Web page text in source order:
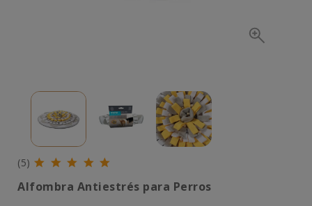
(5)
Alfombra Antiestrés para Perros